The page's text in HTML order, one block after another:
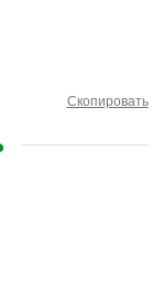
Скопировать